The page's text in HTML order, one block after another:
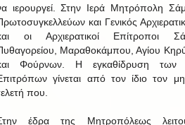
ιερουργεί. Στην Ιερά Μητρόπολη
και Γενικός
οι Αρχιερατικοί Επίτροποι
Μαραθοκάμπου, Αγίου
Φούρνων. Η εγκαθίδρυση των
γίνεται από τον ίδιο τον
που.
έδρα της Μητροπόλεως